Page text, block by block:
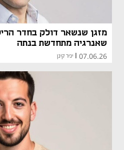
מזגן שנשאר דולק בחדר
שאנרגיה מתחדשת בנתה
07.06.26 יניר קינן